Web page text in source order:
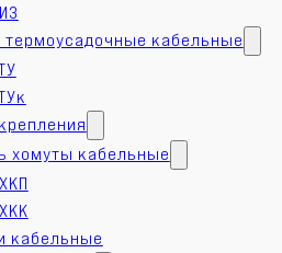
термоусадочные кабельные
хомуты кабельные
кабельные